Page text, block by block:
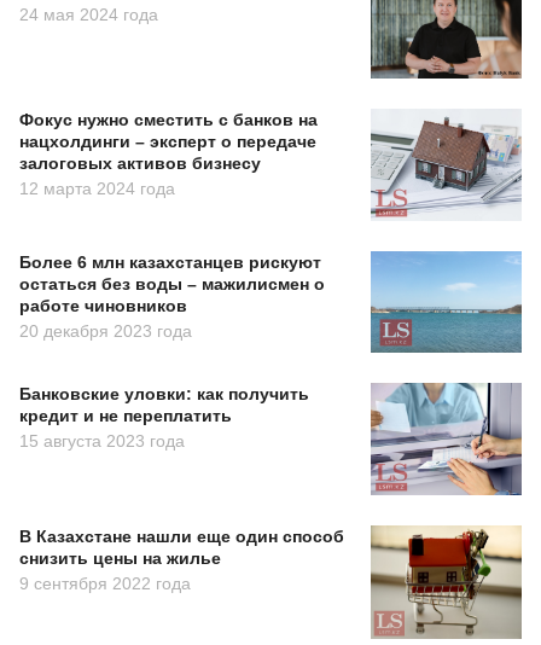
24 мая 2024 года
Фокус нужно сместить с банков на
нацхолдинги – эксперт о передаче
залоговых активов бизнесу
12 марта 2024 года
Более 6 млн казахстанцев рискуют
остаться без воды – мажилисмен о
работе чиновников
20 декабря 2023 года
Банковские уловки: как получить
кредит и не переплатить
15 августа 2023 года
В Казахстане нашли еще один способ
снизить цены на жилье
9 сентября 2022 года